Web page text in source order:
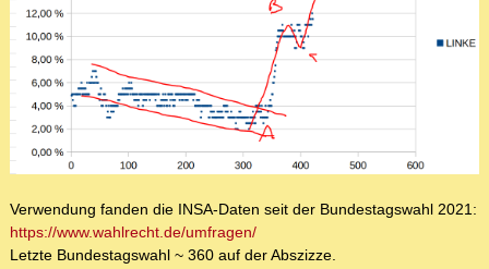
Verwendung fanden die INSA-Daten seit der Bundestagswahl 2021:
https://www.wahlrecht.de/umfragen/
Letzte Bundestagswahl ~ 360 auf der Abszizze.